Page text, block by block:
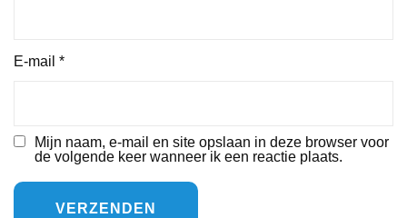
E-mail *
Mijn naam, e-mail en site opslaan in deze browser voor
de volgende keer wanneer ik een reactie plaats.